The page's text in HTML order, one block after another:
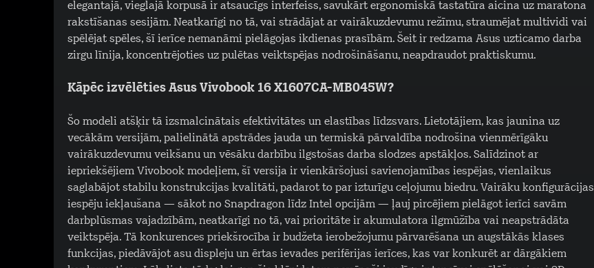
elegantajā, vieglajā korpusā ir atsaucīgs interfeiss, savukārt ergonomiskā tastatūra aicina uz maratona
rakstīšanas sesijām. Neatkarīgi no tā, vai strādājat ar vairākuzdevumu režīmu, straumējat multividi vai
spēlējat spēles, šī ierīce nemanāmi pielāgojas ikdienas prasībām. Šeit ir redzama Asus uzticamo darba
zirgu līnija, koncentrējoties uz pulētas veiktspējas nodrošināšanu, neapdraudot praktiskumu.
Kāpēc izvēlēties Asus Vivobook 16 X1607CA-MB045W?
Šo modeli atšķir tā izsmalcinātais efektivitātes un elastības līdzsvars. Lietotājiem, kas jaunina uz
vecākām versijām, palielinātā apstrādes jauda un termiskā pārvaldība nodrošina vienmērīgāku
vairākuzdevumu veikšanu un vēsāku darbību ilgstošas darba slodzes apstākļos. Salīdzinot ar
iepriekšējiem Vivobook modeļiem, šī versija ir vienkāršojusi savienojamības iespējas, vienlaikus
saglabājot stabilu konstrukcijas kvalitāti, padarot to par izturīgu ceļojumu biedru. Vairāku konfigurācijas
iespēju iekļaušana — sākot no Snapdragon līdz Intel opcijām — ļauj pircējiem pielāgot ierīci savām
darbplūsmas vajadzībām, neatkarīgi no tā, vai prioritāte ir akumulatora ilgmūžība vai neapstrādāta
veiktspēja. Tā konkurences priekšrocība ir budžeta ierobežojumu pārvarēšana un augstākās klases
funkcijas, piedāvājot asu displeju un ērtas ievades perifērijas ierīces, kas var konkurēt ar dārgākiem